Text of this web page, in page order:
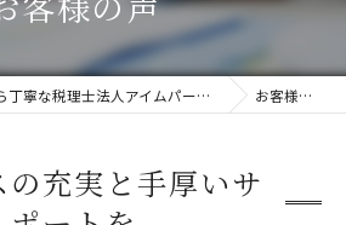
枚方市の確定申告なら丁寧な税理士法人アイムパートナーズ お客様の声
の充実と手厚いサ